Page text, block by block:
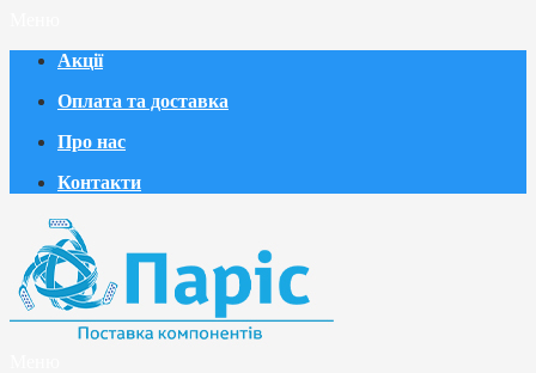
Акції
Оплата та доставка
Про нас
Контакти